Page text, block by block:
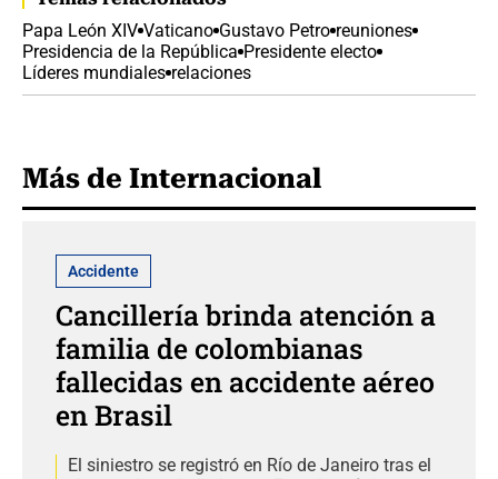
Papa León XIV Vaticano Gustavo Petro reuniones
Presidencia de la República Presidente electo
Líderes mundiales relaciones
Más de Internacional
Accidente
Cancillería brinda atención a
familia de colombianas
fallecidas en accidente aéreo
en Brasil
El siniestro se registró en Río de Janeiro tras el